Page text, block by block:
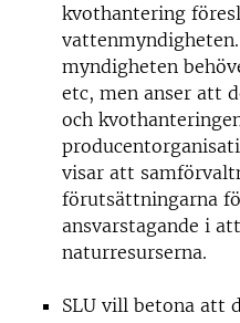
kvothantering
myndigheten
etc, men anser att
och
visar att
förutsättningarna
ansvarstagande i
naturresurserna.
SLU vill betona att